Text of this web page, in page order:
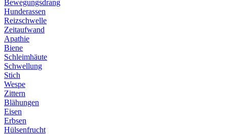
Bewegungsdrang
Hunderassen
Reizschwelle
Zeitaufwand
Apathie
Biene
Schleimhäute
Schwellung
Stich
Wespe
Zittern
Blähungen
Eisen
Erbsen
Hülsenfrucht